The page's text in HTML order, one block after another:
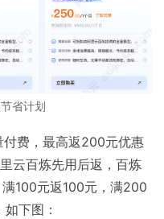
省计划
费，最高返200元优惠
云百炼先用后返，百炼
100元返100元，满200
下图：